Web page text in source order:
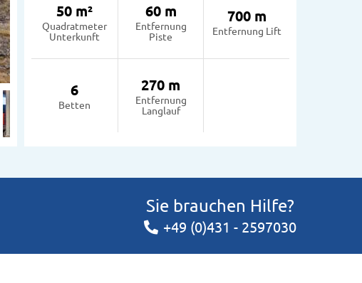
50 m²
Quadratmeter
Unterkunft
60 m
Entfernung
Piste
700 m
Entfernung Lift
6
Betten
270 m
Entfernung
Langlauf
Sie brauchen Hilfe?
+49 (0)431 - 2597030